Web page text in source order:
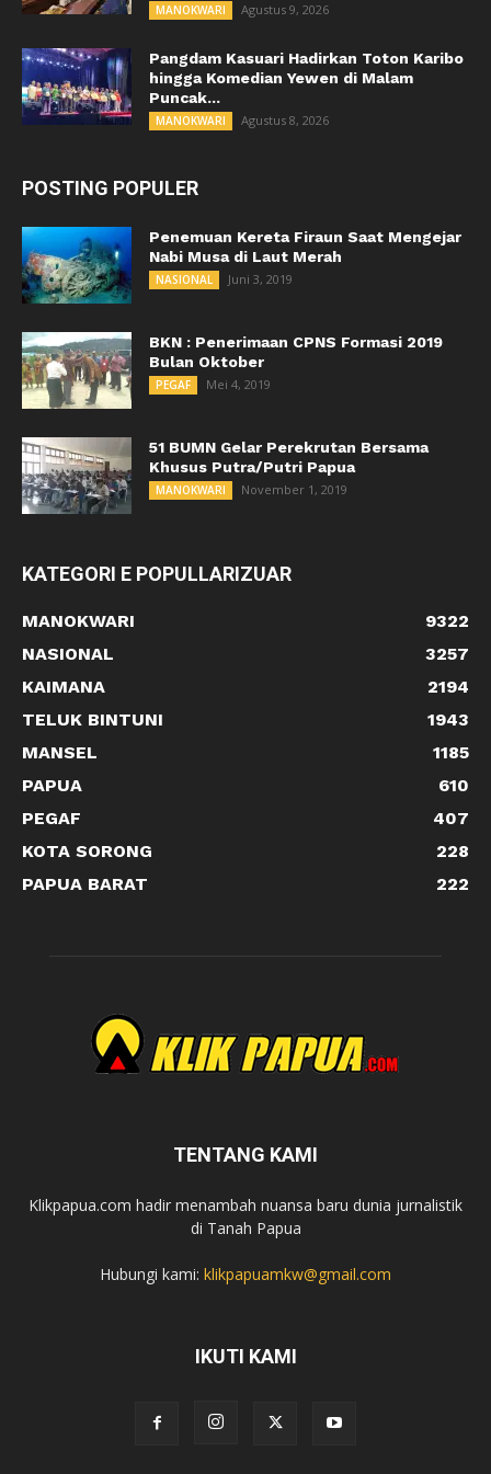
MANOKWARI Agustus 9, 2026
Pangdam Kasuari Hadirkan Toton Karibo
hingga Komedian Yewen di Malam
Puncak...
MANOKWARI Agustus 8, 2026
POSTING POPULER
Penemuan Kereta Firaun Saat Mengejar
Nabi Musa di Laut Merah
NASIONAL Juni 3, 2019
BKN : Penerimaan CPNS Formasi 2019
Bulan Oktober
PEGAF Mei 4, 2019
51 BUMN Gelar Perekrutan Bersama
Khusus Putra/Putri Papua
MANOKWARI November 1, 2019
KATEGORI E POPULLARIZUAR
MANOKWARI
9322
NASIONAL
3257
KAIMANA
2194
TELUK BINTUNI
1943
MANSEL
1185
PAPUA
610
PEGAF
407
KOTA SORONG
228
PAPUA BARAT
222
TENTANG KAMI
Klikpapua.com hadir menambah nuansa baru dunia jurnalistik
di Tanah Papua
Hubungi kami: klikpapuamkw@gmail.com
IKUTI KAMI